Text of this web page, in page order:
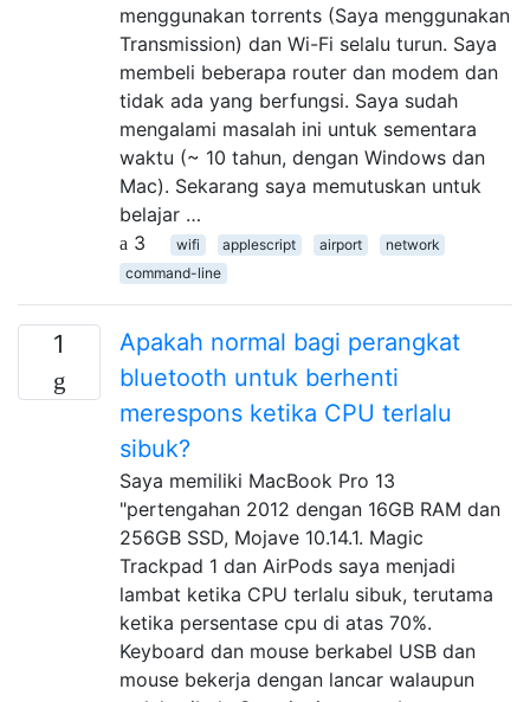
menggunakan torrents (Saya menggunakan
Transmission) dan Wi-Fi selalu turun. Saya
membeli beberapa router dan modem dan
tidak ada yang berfungsi. Saya sudah
mengalami masalah ini untuk sementara
waktu (~ 10 tahun, dengan Windows dan
Mac). Sekarang saya memutuskan untuk
belajar …
3
wifi applescript airport
network
command-line
1
Apakah normal bagi perangkat
bluetooth untuk berhenti
merespons ketika CPU terlalu
sibuk?
Saya memiliki MacBook Pro 13
"pertengahan 2012 dengan 16GB RAM dan
256GB SSD, Mojave 10.14.1. Magic
Trackpad 1 dan AirPods saya menjadi
lambat ketika CPU terlalu sibuk, terutama
ketika persentase cpu di atas 70%.
Keyboard dan mouse berkabel USB dan
mouse bekerja dengan lancar walaupun